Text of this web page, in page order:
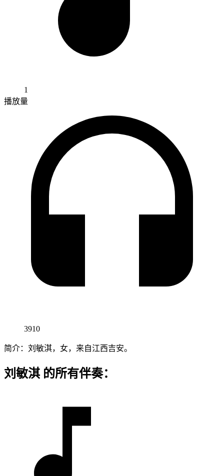
1
播放量
3910
简介：刘敏淇，女，来自江西吉安。
刘敏淇 的所有伴奏：